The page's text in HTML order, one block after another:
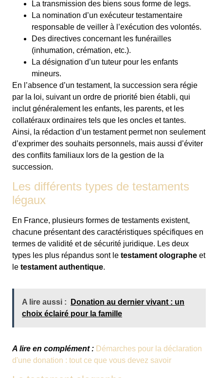
La transmission des biens sous forme de legs.
La nomination d’un exécuteur testamentaire
responsable de veiller à l’exécution des volontés.
Des directives concernant les funérailles
(inhumation, crémation, etc.).
La désignation d’un tuteur pour les enfants
mineurs.
En l’absence d’un testament, la succession sera régie
par la loi, suivant un ordre de priorité bien établi, qui
inclut généralement les enfants, les parents, et les
collatéraux ordinaires tels que les oncles et tantes.
Ainsi, la rédaction d’un testament permet non seulement
d’exprimer des souhaits personnels, mais aussi d’éviter
des conflits familiaux lors de la gestion de la
succession.
Les différents types de testaments
légaux
En France, plusieurs formes de testaments existent,
chacune présentant des caractéristiques spécifiques en
termes de validité et de sécurité juridique. Les deux
types les plus répandus sont le testament olographe et
le testament authentique.
A lire aussi :
Donation au dernier vivant : un
choix éclairé pour la famille
A lire en complément : Démarches pour la déclaration
d'une donation : tout ce que vous devez savoir